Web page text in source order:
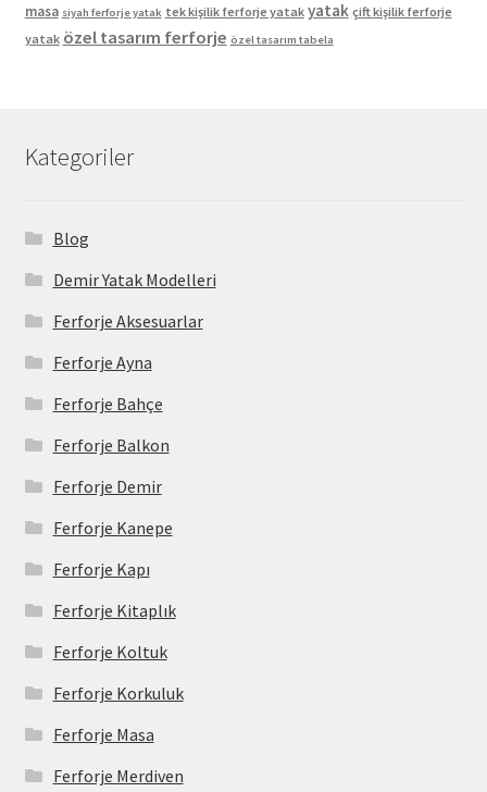
masa siyah ferforje yatak tek kişilik ferforje yatak yatak çift kişilik ferforje
yatak özel tasarım ferforje özel tasarım tabela
Kategoriler
Blog
Demir Yatak Modelleri
Ferforje Aksesuarlar
Ferforje Ayna
Ferforje Bahçe
Ferforje Balkon
Ferforje Demir
Ferforje Kanepe
Ferforje Kapı
Ferforje Kitaplık
Ferforje Koltuk
Ferforje Korkuluk
Ferforje Masa
Ferforje Merdiven